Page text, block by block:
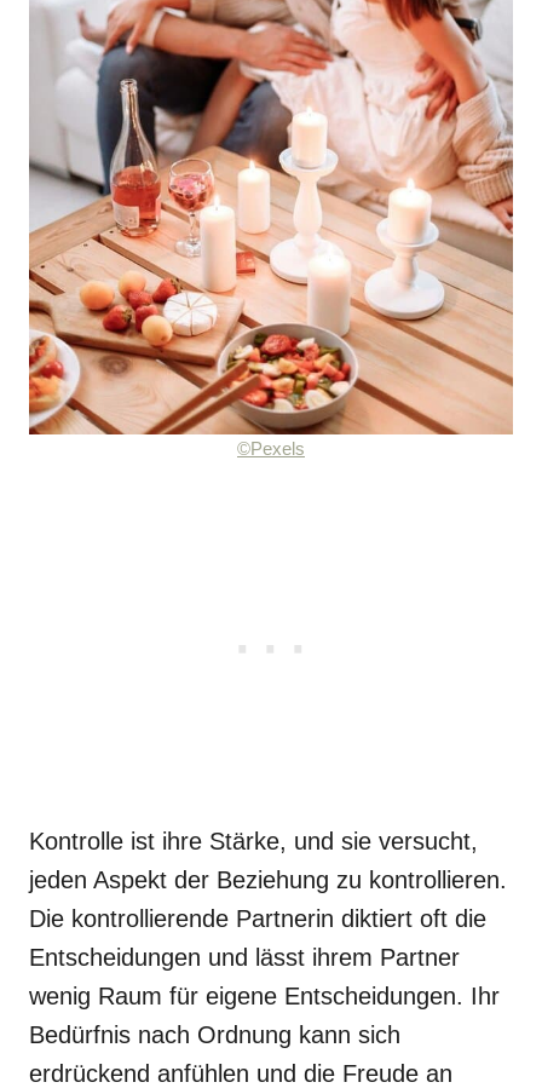
©Pexels
Kontrolle ist ihre Stärke, und sie versucht,
jeden Aspekt der Beziehung zu kontrollieren.
Die kontrollierende Partnerin diktiert oft die
Entscheidungen und lässt ihrem Partner
wenig Raum für eigene Entscheidungen. Ihr
Bedürfnis nach Ordnung kann sich
erdrückend anfühlen und die Freude an